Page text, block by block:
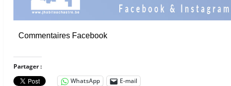
Commentaires Facebook
Partager :
WhatsApp
E-mail